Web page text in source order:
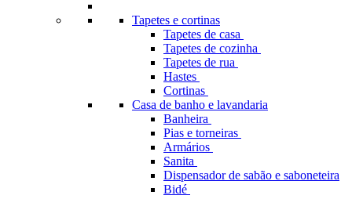
Tapetes e cortinas
Tapetes de casa
Tapetes de cozinha
Tapetes de rua
Hastes
Cortinas
Casa de banho e lavandaria
Banheira
Pias e torneiras
Armários
Sanita
Dispensador de sabão e saboneteira
Bidé